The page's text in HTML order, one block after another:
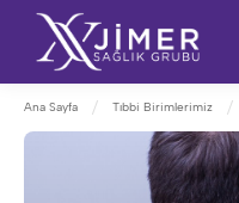
Ana Sayfa Tıbbi Birimlerimiz
Beyin ve Sinir Cerrahisi